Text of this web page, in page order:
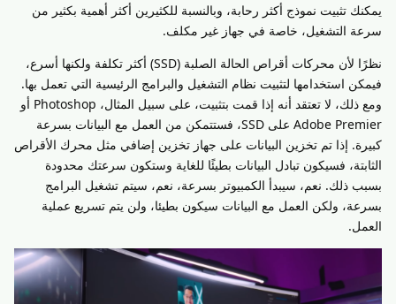
يمكنك تثبيت نموذج أكثر رحابة، وبالنسبة للكثيرين أكثر أهمية بكثير من
سرعة التشغيل، خاصة في جهاز غير مكلف.
نظرًا لأن محركات أقراص الحالة الصلبة (SSD) أكثر تكلفة ولكنها أسرع،
فيمكن استخدامها لتثبيت نظام التشغيل والبرامج الرئيسية التي تعمل بها.
ومع ذلك، لا تعتقد أنه إذا قمت بتثبيت، على سبيل المثال، Photoshop أو
Adobe Premier على SSD، فستتمكن من العمل مع البيانات بسرعة
كبيرة. إذا تم تخزين البيانات على جهاز تخزين إضافي مثل محرك الأقراص
الثابتة، فسيكون تبادل البيانات بطيئًا للغاية وستكون سرعتك محدودة
بسبب ذلك. نعم، سيبدأ الكمبيوتر بسرعة، نعم، سيتم تشغيل البرامج
بسرعة، ولكن العمل مع البيانات سيكون بطيئا، ولن يتم تسريع عملية
العمل.